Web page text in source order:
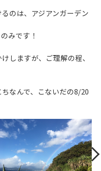
のは、アジアンガーデン
みです！
しますが、ご理解の程、
なんで、こないだの8/20